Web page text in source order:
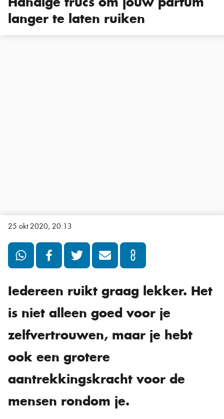
langer te laten ruiken
25 okt 2020, 20:13
Iedereen ruikt graag lekker. Het
is niet alleen goed voor je
zelfvertrouwen, maar je hebt
ook een grotere
aantrekkingskracht voor de
mensen rondom je.